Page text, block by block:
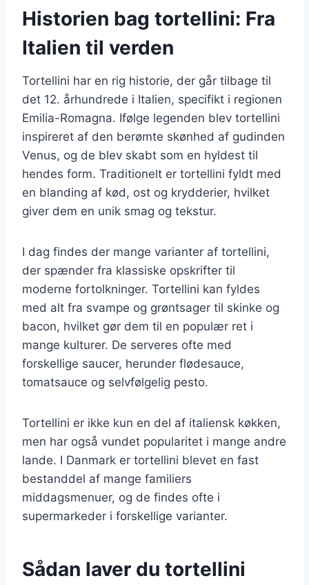
Historien bag tortellini: Fra
Italien til verden
Tortellini har en rig historie, der går tilbage til
det 12. århundrede i Italien, specifikt i regionen
Emilia-Romagna. Ifølge legenden blev tortellini
inspireret af den berømte skønhed af gudinden
Venus, og de blev skabt som en hyldest til
hendes form. Traditionelt er tortellini fyldt med
en blanding af kød, ost og krydderier, hvilket
giver dem en unik smag og tekstur.
I dag findes der mange varianter af tortellini,
der spænder fra klassiske opskrifter til
moderne fortolkninger. Tortellini kan fyldes
med alt fra svampe og grøntsager til skinke og
bacon, hvilket gør dem til en populær ret i
mange kulturer. De serveres ofte med
forskellige saucer, herunder flødesauce,
tomatsauce og selvfølgelig pesto.
Tortellini er ikke kun en del af italiensk køkken,
men har også vundet popularitet i mange andre
lande. I Danmark er tortellini blevet en fast
bestanddel af mange familiers
middagsmenuer, og de findes ofte i
supermarkeder i forskellige varianter.
Sådan laver du tortellini